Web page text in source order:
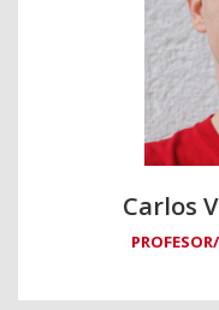
Carlos